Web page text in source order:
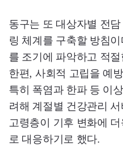
동구는 또 대상자별 전
링 체계를 구축할 방침
를 조기에 파악하고 적
한편, 사회적 고립을 예
특히 폭염과 한파 등 이
려해 계절별 건강관리
고령층이 기후 변화에
로 대응하기로 했다.